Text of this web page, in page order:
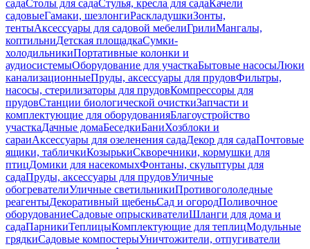
садаСтолы для садаСтулья, кресла для садаКачели
садовыеГамаки, шезлонгиРаскладушкиЗонты,
тентыАксессуары для садовой мебелиГрилиМангалы,
коптильниДетская площадкаСумки-
холодильникиПортативные колонки и
аудиосистемыОборудование для участкаБытовые насосыЛюки
канализационныеПруды, аксессуары для прудовФильтры,
насосы, стерилизаторы для прудовКомпрессоры для
прудовСтанции биологической очисткиЗапчасти и
комплектующие для оборудованияБлагоустройство
участкаДачные домаБеседкиБаниХозблоки и
сараиАксессуары для озеленения садаДекор для садаПочтовые
ящики, табличкиКозырькиСкворечники, кормушки для
птицДомики для насекомыхФонтаны, скульптуры для
садаПруды, аксессуары для прудовУличные
обогревателиУличные светильникиПротивогололедные
реагентыДекоративный щебеньСад и огородПоливочное
оборудованиеСадовые опрыскивателиШланги для дома и
садаПарникиТеплицыКомплектующие для теплицМодульные
грядкиСадовые компостерыУничтожители, отпугиватели